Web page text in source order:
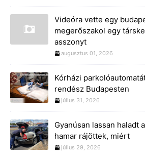
Videóra vette egy
megerőszakol egy
asszonyt
augusztus 01, 2026
Kórházi
rendész Budapesten
július 31, 2026
Gyanúsan lassan haladt
hamar rájöttek, miért
július 29, 2026